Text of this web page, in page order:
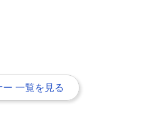
ー 一覧を見る